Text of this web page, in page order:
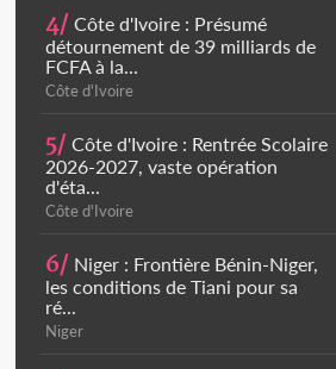
4/ Côte d'Ivoire : Présumé
détournement de 39 milliards de
FCFA à la...
Côte d'Ivoire
5/ Côte d'Ivoire : Rentrée Scolaire
2026-2027, vaste opération
d'éta...
Côte d'Ivoire
6/ Niger : Frontière Bénin-Niger,
les conditions de Tiani pour sa
ré...
Niger